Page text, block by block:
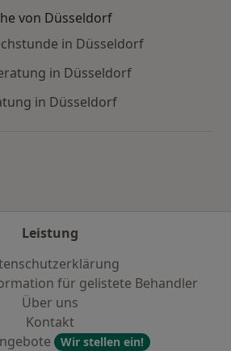
von Düsseldorf
in Düsseldorf
in Düsseldorf
in Düsseldorf
Leistung
für gelistete Behandler
Über uns
Kontakt
Wir stellen ein!